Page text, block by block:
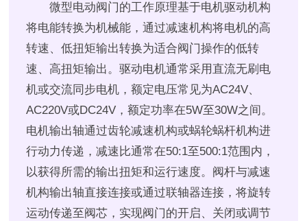
微型电动阀门的工作原理基于电机驱动机构
将电能转换为机械能，通过减速机构将电机的高
转速、低扭矩输出转换为适合阀门操作的低转
速、高扭矩输出。驱动电机通常采用直流无刷电
机或交流同步电机，额定电压常见为AC24V、
AC220V或DC24V，额定功率在5W至30W之间。
电机输出轴通过齿轮减速机构或蜗轮蜗杆机构进
行动力传递，减速比通常在50:1至500:1范围内，
以获得所需的输出扭矩和运行速度。阀杆与减速
机构输出轴直接连接或通过联轴器连接，将旋转
运动传递至阀芯，实现阀门的开启、关闭或调节